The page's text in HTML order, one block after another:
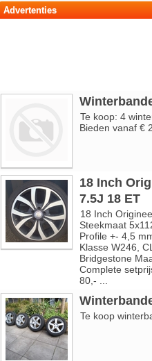
Advertenties
Te koop: 4
Bieden vanaf €
18 Inch
7.5J 18 ET
18 Inch
Steekmaat
Profile +- 4,5
Klasse W246,
Bridgestone
Complete
80,- ...
Te koop